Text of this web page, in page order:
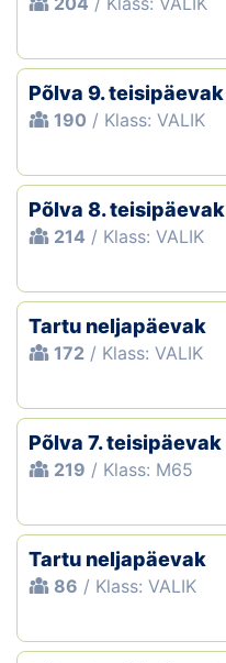
Põlva 9. teisipäevak
190 / Klass: VALIK
Põlva 8. teisipäevak
214 / Klass: VALIK
Tartu neljapäevak
172 / Klass: VALIK
Põlva 7. teisipäevak
219 / Klass: M65
Tartu neljapäevak
86 / Klass: VALIK